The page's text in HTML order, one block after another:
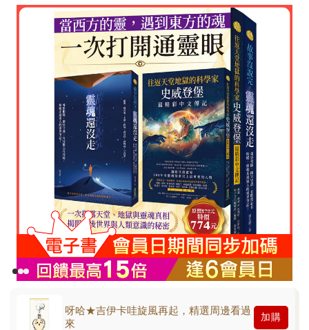
呀哈★吉伊卡哇旋風再起，精選周邊看過
來
加購